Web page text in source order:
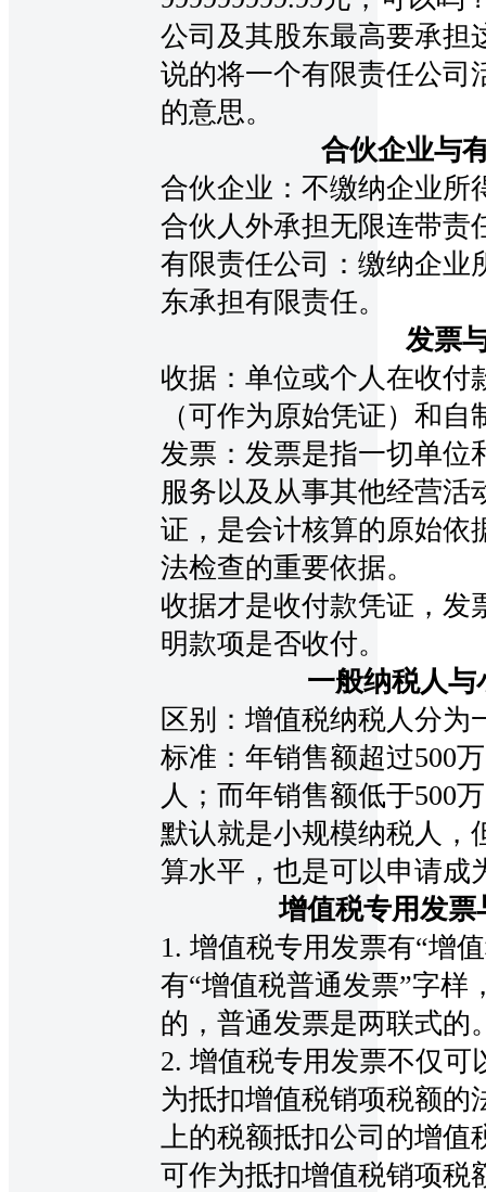
公司及其股东最高要承担
说的将一个有限责任公司
的意思。
合伙企业与
合伙企业：不缴纳企业所
合伙人外承担无限连带责
有限责任公司：缴纳企业
东承担有限责任。
发票
收据：单位或个人在收付
（可作为原始凭证）和
发票：发票是指一切单位
服务以及从事其他经营活
证，是会计核算的原始依
法检查的重要依据。
收据才是收付款凭证，发
明款项是否收付。
一般纳税人
区别：增值税纳税人分
标准：年销售额超过500
人；而年销售额低于500
默认就是小规模纳税人，
算水平，也是可以申请成
增值税专用发
1. 增值税专用发票有“增
有“增值税普通发票”字样
的，普通发票是两联式的
2. 增值税专用发票不仅
为抵扣增值税销项税额的
上的税额抵扣公司的增值
可作为抵扣增值税销项税